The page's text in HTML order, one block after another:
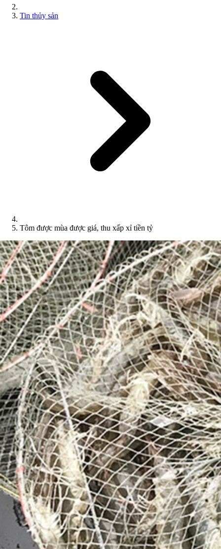
Tin thủy sản
Tôm được mùa được giá, thu xấp xỉ tiền tỷ